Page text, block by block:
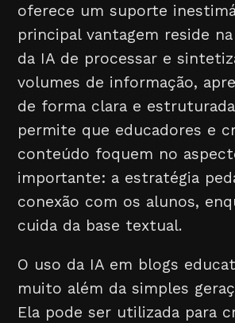
oferece um suporte
principal vantagem reside
da IA de processar e
volumes de informação,
de forma clara e
permite que educadores e
conteúdo foquem no
importante: a estratégia
conexão com os alunos,
cuida da base textual.
O uso da IA em blogs
muito além da simples
Ela pode ser utilizada para